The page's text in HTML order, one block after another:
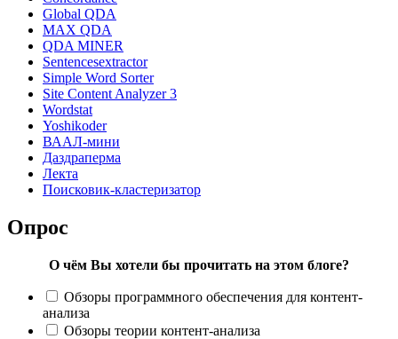
Global QDA
MAX QDA
QDA MINER
Sentencesextractor
Simple Word Sorter
Site Content Analyzer 3
Wordstat
Yoshikoder
ВААЛ-мини
Даздраперма
Лекта
Поисковик-кластеризатор
Опрос
О чём Вы хотели бы прочитать на этом блоге?
Обзоры программного обеспечения для контент-
анализа
Обзоры теории контент-анализа